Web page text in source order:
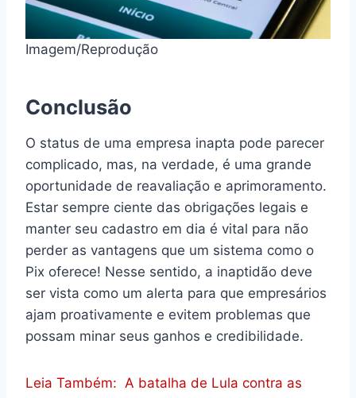
Imagem/Reprodução
Conclusão
O status de uma empresa inapta pode parecer
complicado, mas, na verdade, é uma grande
oportunidade de reavaliação e aprimoramento.
Estar sempre ciente das obrigações legais e
manter seu cadastro em dia é vital para não
perder as vantagens que um sistema como o
Pix oferece! Nesse sentido, a inaptidão deve
ser vista como um alerta para que empresários
ajam proativamente e evitem problemas que
possam minar seus ganhos e credibilidade.
Leia Também: A batalha de Lula contra as